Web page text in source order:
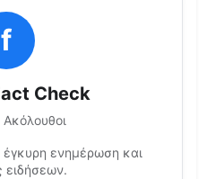
f
Check
Ακόλουθοι
ενημέρωση και
ειδήσεων.